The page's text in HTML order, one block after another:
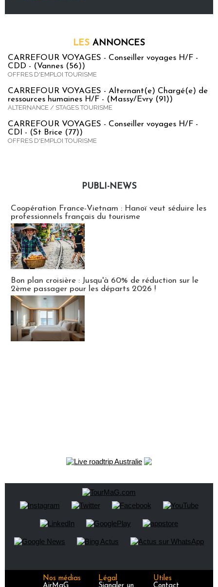
LES ANNONCES
CARREFOUR VOYAGES - Conseiller voyages H/F -
CDD - (Vannes (56))
OFFRES D'EMPLOI TOURISME
CARREFOUR VOYAGES - Alternant(e) Chargé(e) de
ressources humaines H/F - (Massy/Evry (91))
ALTERNANCE / STAGES TOURISME
CARREFOUR VOYAGES - Conseiller voyages H/F -
CDI - (St Brice (77))
OFFRES D'EMPLOI TOURISME
PUBLI-NEWS
Coopération France-Vietnam : Hanoï veut séduire les
professionnels français du tourisme
Bon plan croisière : Jusqu'à 60% de réduction sur le
2ème passager pour les départs 2026 !
Nos médias
Légal
Utiles